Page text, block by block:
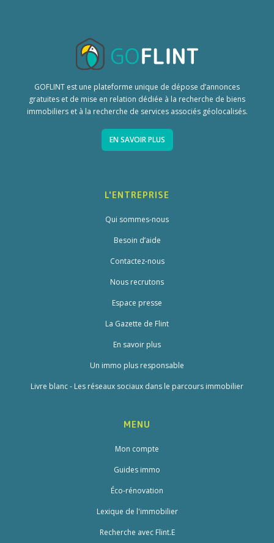
GOFLINT est une plateforme unique de dépose d’annonces
gratuites et de mise en relation dédiée à la recherche de biens
immobiliers et à la recherche de services associés géolocalisés.
EN SAVOIR PLUS
L'ENTREPRISE
Qui sommes-nous
Besoin d’aide
Contactez-nous
Nous recrutons
Espace presse
La Gazette de Flint
En savoir plus
Un immo plus responsable
Livre blanc - Les réseaux sociaux dans le parcours immobilier
MENU
Mon compte
Guides immo
Éco-rénovation
Lexique de l'immobilier
Recherche avec Flint.E